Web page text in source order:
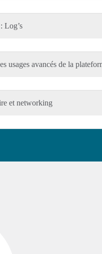
Log’s
usages avancés de la
et networking